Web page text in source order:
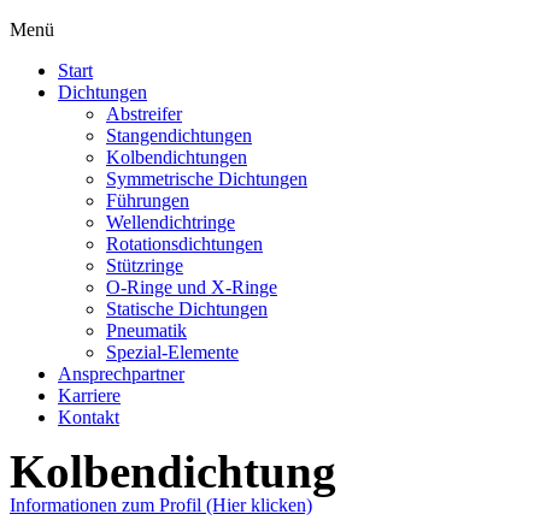
Menü
Start
Dichtungen
Abstreifer
Stangendichtungen
Kolbendichtungen
Symmetrische Dichtungen
Führungen
Wellendichtringe
Rotationsdichtungen
Stützringe
O-Ringe und X-Ringe
Statische Dichtungen
Pneumatik
Spezial-Elemente
Ansprechpartner
Karriere
Kontakt
Kolbendichtung
Informationen zum Profil (Hier klicken)